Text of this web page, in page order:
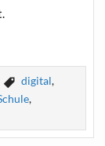
digital,
,